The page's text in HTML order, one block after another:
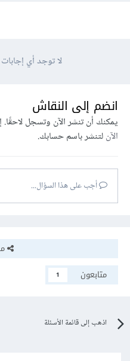
لا توجد أي
انضم إلى النقاش
يمكنك أن تنشر الآن وتسجل
الآنلتنشر باسم حسابك.
أجب على هذا السؤال...
متابعون
1
اذهب إلى قائمة الأسئلة